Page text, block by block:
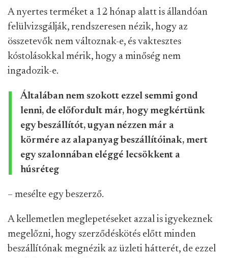
A nyertes terméket a 12 hónap alatt is állandóan
felülvizsgálják, rendszeresen nézik, hogy az
összetevők nem változnak-e, és vaktesztes
kóstolásokkal mérik, hogy a minőség nem
ingadozik-e.
Általában nem szokott ezzel semmi gond
lenni, de előfordult már, hogy megkértünk
egy beszállítót, ugyan nézzen már a
körmére az alapanyag beszállítóinak, mert
egy szalonnában eléggé lecsökkent a
húsréteg
– mesélte egy beszerző.
A kellemetlen meglepetéseket azzal is igyekeznek
megelőzni, hogy szerződéskötés előtt minden
beszállítónak megnézik az üzleti hátterét, de ezzel